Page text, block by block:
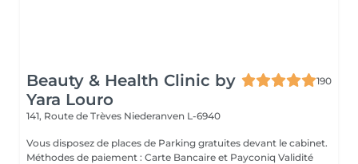
Beauty & Health Clinic by
Yara Louro
190
141, Route de Trèves Niederanven L-6940
Vous disposez de places de Parking gratuites devant le cabinet.
Méthodes de paiement : Carte Bancaire et Payconiq Validité